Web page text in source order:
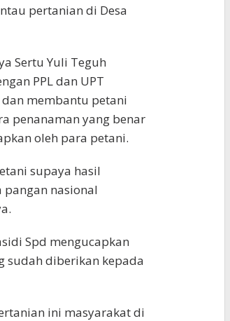
pertanian di Desa
Sertu Yuli Teguh
PPL dan UPT
membantu petani
penanaman yang benar
oleh para petani.
supaya hasil
pangan nasional
Spd mengucapkan
sudah diberikan kepada
ini masyarakat di